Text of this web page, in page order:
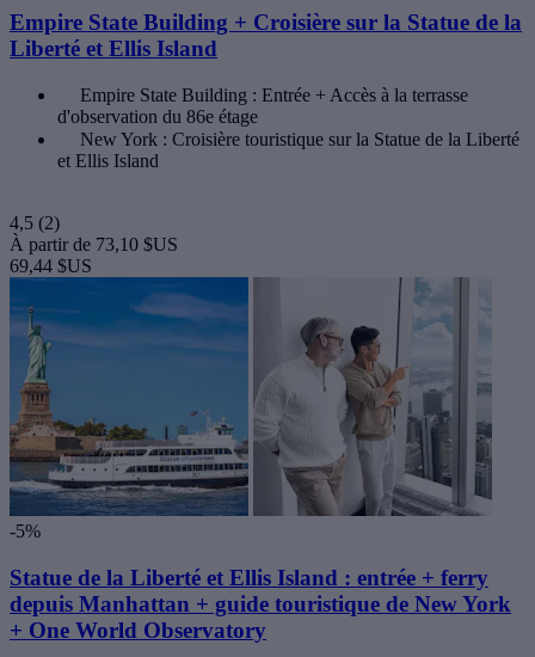
Empire State Building + Croisière sur la Statue de la
Liberté et Ellis Island
Empire State Building : Entrée + Accès à la terrasse
d'observation du 86e étage
New York : Croisière touristique sur la Statue de la Liberté
et Ellis Island
4,5 (2)
À partir de 73,10 $US
69,44 $US
-5%
Statue de la Liberté et Ellis Island : entrée + ferry
depuis Manhattan + guide touristique de New York
+ One World Observatory